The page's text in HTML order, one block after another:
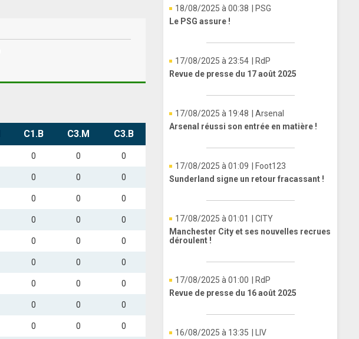
C1.B C3.M C3.B
0 0 0
0 0 0
0 0 0
0 0 0
0 0 0
0 0 0
0 0 0
0 0 0
0 0 0
18/08/2025 à 00:38
| PSG
Le PSG assure !
17/08/2025 à 23:54
| RdP
Revue de presse du 17 août 2025
17/08/2025 à 19:48
| Arsenal
Arsenal réussi son entrée en matière !
17/08/2025 à 01:09
| Foot123
Sunderland signe un retour fracassant !
17/08/2025 à 01:01
| CITY
Manchester City et ses nouvelles recrues
déroulent !
17/08/2025 à 01:00
| RdP
Revue de presse du 16 août 2025
16/08/2025 à 13:35
| LIV